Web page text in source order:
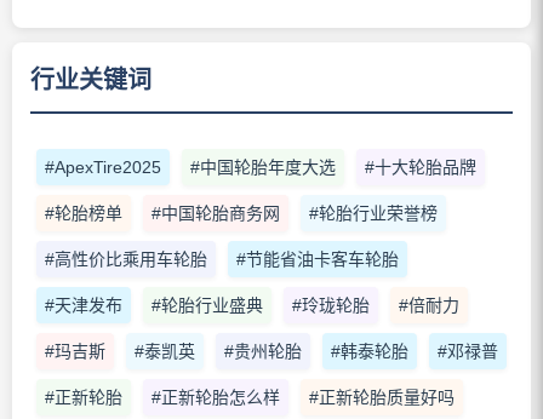
行业关键词
#ApexTire2025 #中国轮胎年度大选 #十大轮胎品牌
#轮胎榜单 #中国轮胎商务网 #轮胎行业荣誉榜
#高性价比乘用车轮胎 #节能省油卡客车轮胎
#天津发布 #轮胎行业盛典 #玲珑轮胎 #倍耐力
#玛吉斯 #泰凯英 #贵州轮胎 #韩泰轮胎 #邓禄普
#正新轮胎 #正新轮胎怎么样 #正新轮胎质量好吗